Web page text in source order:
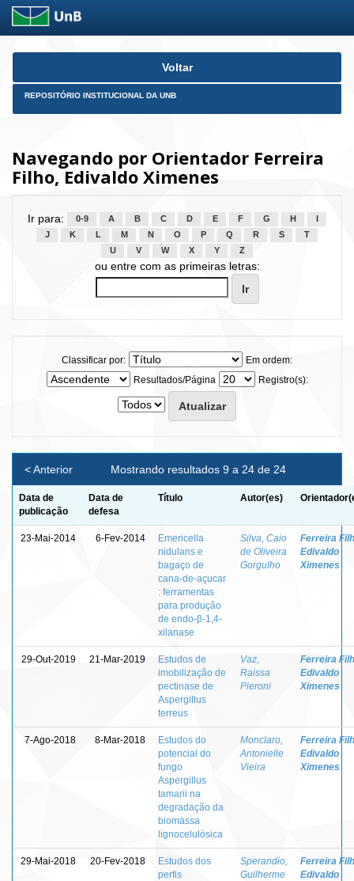
Skip
Voltar
REPOSITÓRIO INSTITUCIONAL DA UNB
Navegando por Orientador Ferreira
Filho, Edivaldo Ximenes
Ir para: 0-9 A B C D E F G H
J
K L M N O P Q R S
T
U
V W X Y Z
ou entre com as primeiras letras:
Classificar por:
Em ordem:
Resultados/Página
Registro(s):
Mostrando resultados 9 a 24 de 24
< Anterior
Data de
publicação
Data de
defesa
Título Autor(es)
23-Mai-2014 6-Fev-2014
Emericella
nidulans e
bagaço de
cana-de-açucar
: ferramentas
para produção
de endo-β-1,4-
xilanase
Silva, Caio
de Oliveira
Gorgulho
Ferreira
Edivaldo
Ximenes
29-Out-2019 21-Mar-2019
Estudos de
imobilização de
pectinase de
Aspergillus
terreus
Vaz,
Raissa
Pieroni
Ferreira
Edivaldo
Ximenes
7-Ago-2018 8-Mar-2018
Estudos do
potencial do
fungo
Aspergillus
tamarii na
degradação da
biomassa
lignocelulósica
Monclaro,
Antonielle
Vieira
Ferreira
Edivaldo
Ximenes
29-Mai-2018 20-Fev-2018
Estudos dos
perfis
Sperandio,
Guilherme
Ferreira
Edivaldo